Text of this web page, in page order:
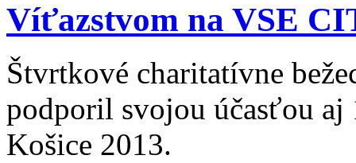
Víťazstvom na VSE
Štvrtkové charitatívne
podporil svojou účasťou
Košice 2013.